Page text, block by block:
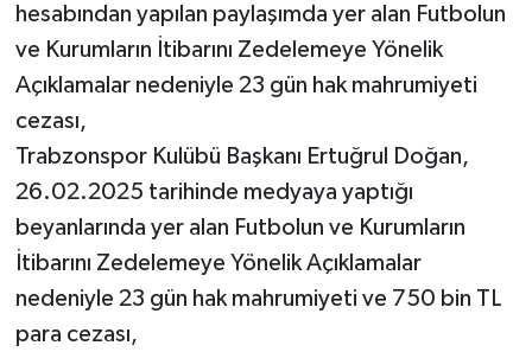
hesabından yapılan paylaşımda yer alan Futbolun
ve Kurumların İtibarını Zedelemeye Yönelik
Açıklamalar nedeniyle 23 gün hak mahrumiyeti
cezası,
Trabzonspor Kulübü Başkanı Ertuğrul Doğan,
26.02.2025 tarihinde medyaya yaptığı
beyanlarında yer alan Futbolun ve Kurumların
İtibarını Zedelemeye Yönelik Açıklamalar
nedeniyle 23 gün hak mahrumiyeti ve 750 bin TL
para cezası,